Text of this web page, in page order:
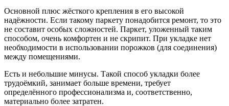
Основной плюс жёсткого крепления в его высокой
надёжности. Если такому паркету понадобится ремонт, то это
не составит особых сложностей. Паркет, уложенный таким
способом, очень комфортен и не скрипит. При укладке нет
необходимости в использовании порожков (для соединения)
между помещениями.
Есть и небольшие минусы. Такой способ укладки более
трудоёмкий, занимает больше времени, требует
определённого профессионализма и, соответственно,
материально более затратен.